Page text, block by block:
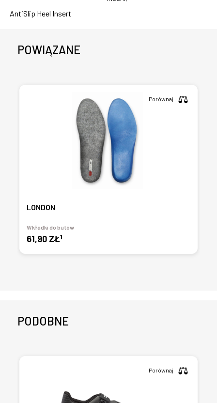
AntiSlip Heel Insert
POWIĄZANE
LONDON
Wkładki do butów
61,90 ZŁ1
Porównaj
PODOBNE
Porównaj